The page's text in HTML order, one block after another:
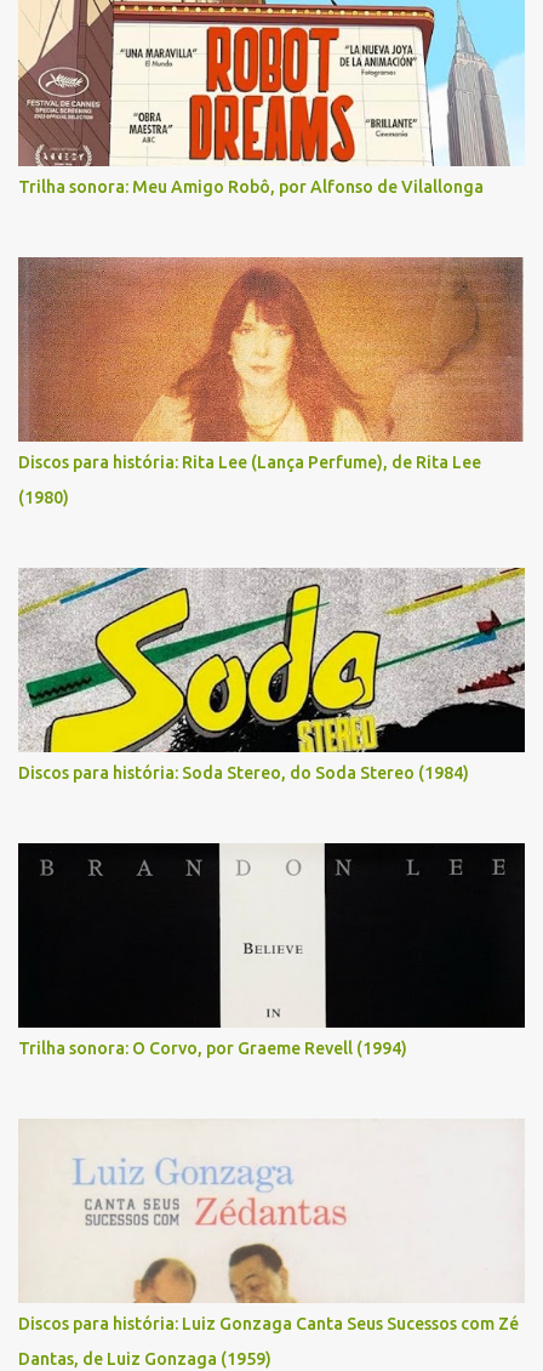
Trilha sonora: Meu Amigo Robô, por Alfonso de Vilallonga
Discos para história: Rita Lee (Lança Perfume), de Rita Lee
(1980)
Discos para história: Soda Stereo, do Soda Stereo (1984)
Trilha sonora: O Corvo, por Graeme Revell (1994)
Discos para história: Luiz Gonzaga Canta Seus Sucessos com Zé
Dantas, de Luiz Gonzaga (1959)